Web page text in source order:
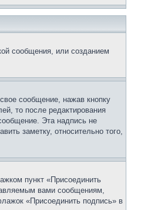
сообщения, или созданием
сообщение, нажав кнопку
то после редактирования
Эта надпись не
заметку, относительно того,
пункт «Присоединить
вами сообщениям,
«Присоединить подпись» в